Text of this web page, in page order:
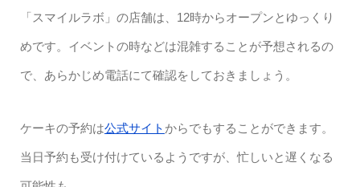
「スマイルラボ」の店舗は、12時からオープンとゆっくり
めです。イベントの時などは混雑することが予想されるの
で、あらかじめ電話にて確認をしておきましょう。
ケーキの予約は公式サイト からでもすることができます。
当日予約も受け付けているようですが、忙しいと遅くなる